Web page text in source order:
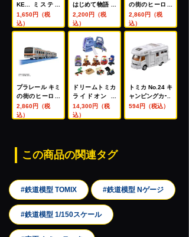
KE... ミステリ
ーボックス ぬい
ぐるみミニマス
コット スヌーピ
1,650円（税
込）
はじめて物語 ト
ーマスとジェー
ムスセット
2,200円（税
込）
の街のヒーロー
シリーズ 京阪電
車8000系(ダブ
ルデッカー)
2,860円（税
込）
プラレール キミ
の街のヒーロー
シリーズ E231
系武蔵野線
2,860円（税
込）
ドリームトミカ
ライドオン ト
イ・ストーリー
SP 9台+バズ・
14,300円（税
込）
トミカ No.24 キ
ャンピングカー
594円（税込）
この商品の関連タグ
#鉄道模型 TOMIX #鉄道模型 Nゲージ
#鉄道模型 1/150スケール